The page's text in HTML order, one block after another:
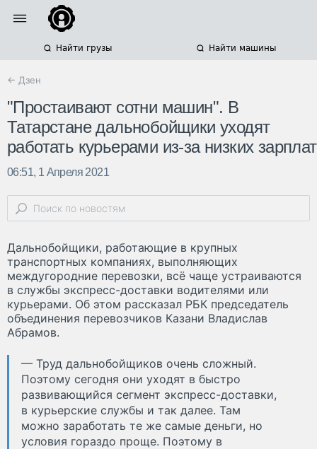
Найти грузы Найти машины
← Дзен
"Простаивают сотни машин". В
Татарстане дальнобойщики уходят
работать курьерами из-за низких зарплат
06:51, 1 Апреля 2021
Дальнобойщики, работающие в крупных
транспортных компаниях, выполняющих
междугородние перевозки, всё чаще устраиваются
в службы экспресс-доставки водителями или
курьерами. Об этом рассказал РБК председатель
объединения перевозчиков Казани Владислав
Абрамов.
— Труд дальнобойщиков очень сложный.
Поэтому сегодня они уходят в быстро
развивающийся сегмент экспресс-доставки,
в курьерские службы и так далее. Там
можно заработать те же самые деньги, но
условия гораздо проще. Поэтому в